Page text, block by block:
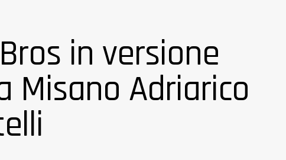
in versione
Misano Adriarico